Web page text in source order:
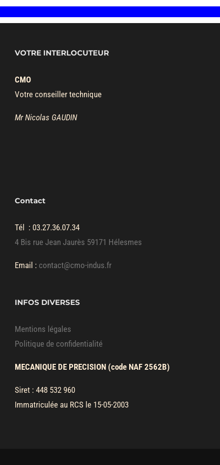
VOTRE INTERLOCUTEUR
CMO
Votre conseiller technique
Mr Nicolas GAUDIN
Contact
Tél : 03.27.36.07.34
4 Bis rue Jean Jaurès 59171 Hélesmes
Email : contact@cmo-indus.fr
INFOS DIVERSES
Mentions légales
Politique de confidentialité
MECANIQUE DE PRECISION (code NAF 2562B)
Siret : 448 532 960
Immatriculée au RCS le 15-05-2003